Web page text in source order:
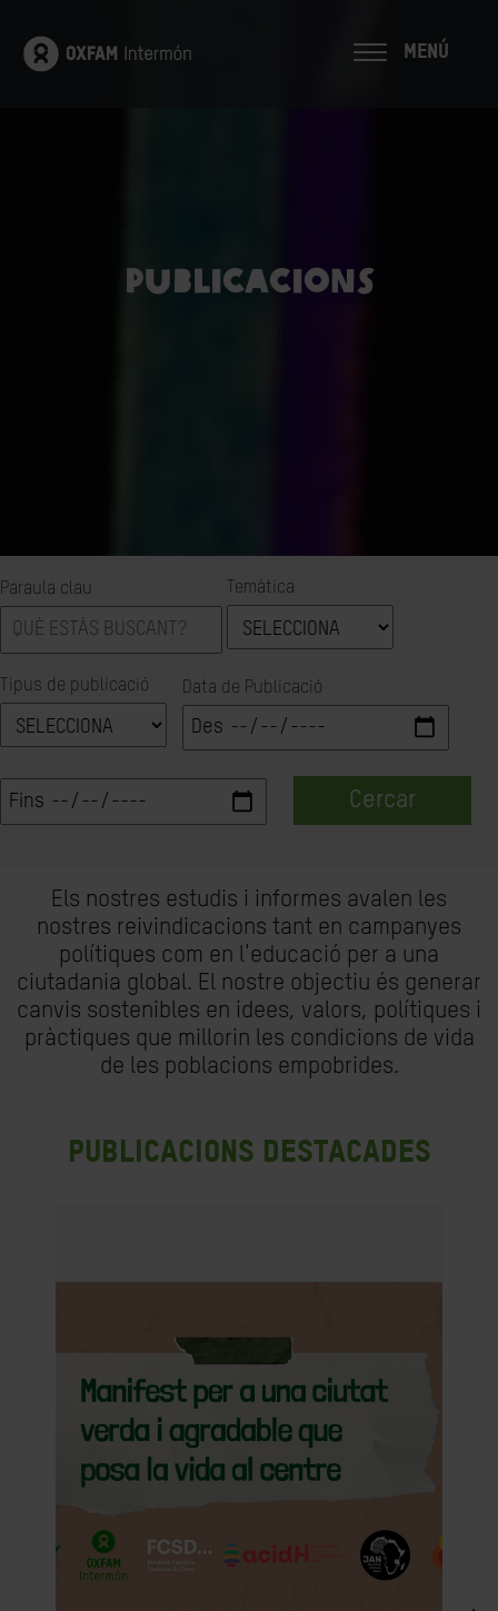
MENÚ
Publicacions
Paraula clau Temàtica
Tipus de publicació Data de Publicació
Cercar
Els nostres estudis i informes avalen les
nostres reivindicacions tant en campanyes
polítiques com en l'educació per a una
ciutadania global. El nostre objectiu és generar
canvis sostenibles en idees, valors, polítiques i
pràctiques que millorin les condicions de vida
de les poblacions empobrides.
Publicacions destacades